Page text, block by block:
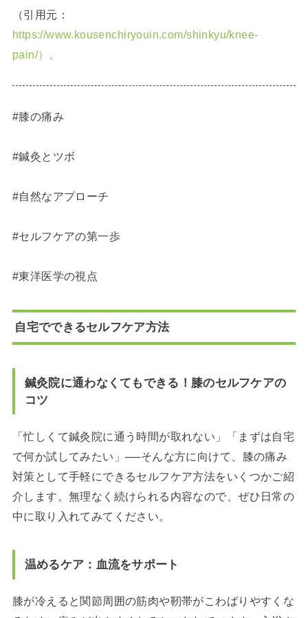
（引用元：
https://www.kousenchiryouin.com/shinkyu/knee-
pain/）。
#膝の痛み
#鍼灸とツボ
#自然なアプローチ
#セルフケアの第一歩
#東洋医学の視点
自宅でできるセルフケア方法
鍼灸院に通わなくてもできる！膝のセルフケアの
コツ
「忙しくて鍼灸院に通う時間が取れない」「まずは自宅
で何か試してみたい」──そんな方に向けて、膝の痛み
対策として手軽にできるセルフケア方法をいくつかご紹
介します。無理なく続けられる内容なので、ぜひ日常の
中に取り入れてみてください。
温めるケア：血流をサポート
膝が冷えると関節周囲の筋肉や靭帯がこわばりやすくな